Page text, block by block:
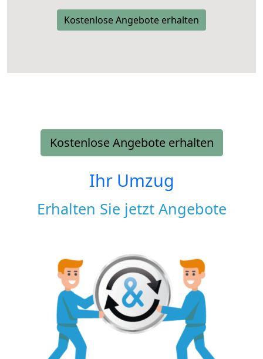
Kostenlose Angebote erhalten
Kostenlose Angebote erhalten
Ihr Umzug
Erhalten Sie jetzt Angebote